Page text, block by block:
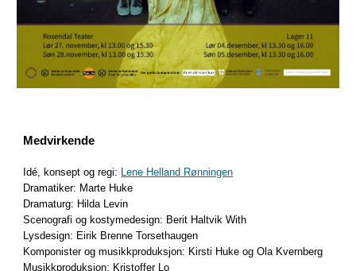
Medvirkende
Idé, konsept og regi: Lene Helland Rønningen
Dramatiker: Marte Huke
Dramaturg: Hilda Levin
Scenografi og kostymedesign: Berit Haltvik With
Lysdesign: Eirik Brenne Torsethaugen
Komponister og musikkproduksjon: Kirsti Huke og Ola Kvernberg
Musikkproduksjon: Kristoffer Lo